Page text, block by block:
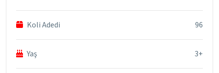
Koli Adedi 96
Yaş 3+